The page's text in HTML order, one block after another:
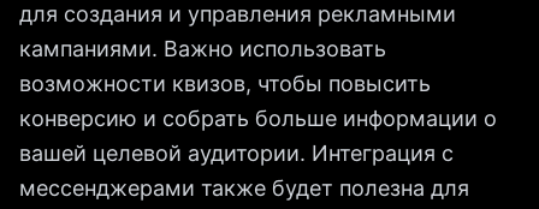
для создания и управления рекламными
кампаниями. Важно использовать
возможности квизов, чтобы повысить
конверсию и собрать больше информации о
вашей целевой аудитории. Интеграция с
мессенджерами также будет полезна для